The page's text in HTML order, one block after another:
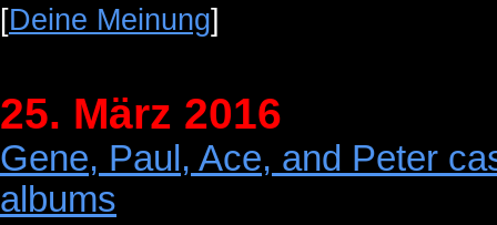
[Deine Meinung]
25. März 2016
Gene, Paul, Ace, and Peter
albums